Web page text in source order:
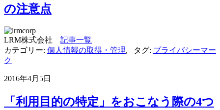
の注意点
LRM株式会社 記事一覧
カテゴリー: 個人情報の取得・管理, タグ: プライバシーマー
ク
2016年4月5日
「利用目的の特定」をおこなう際の4つ